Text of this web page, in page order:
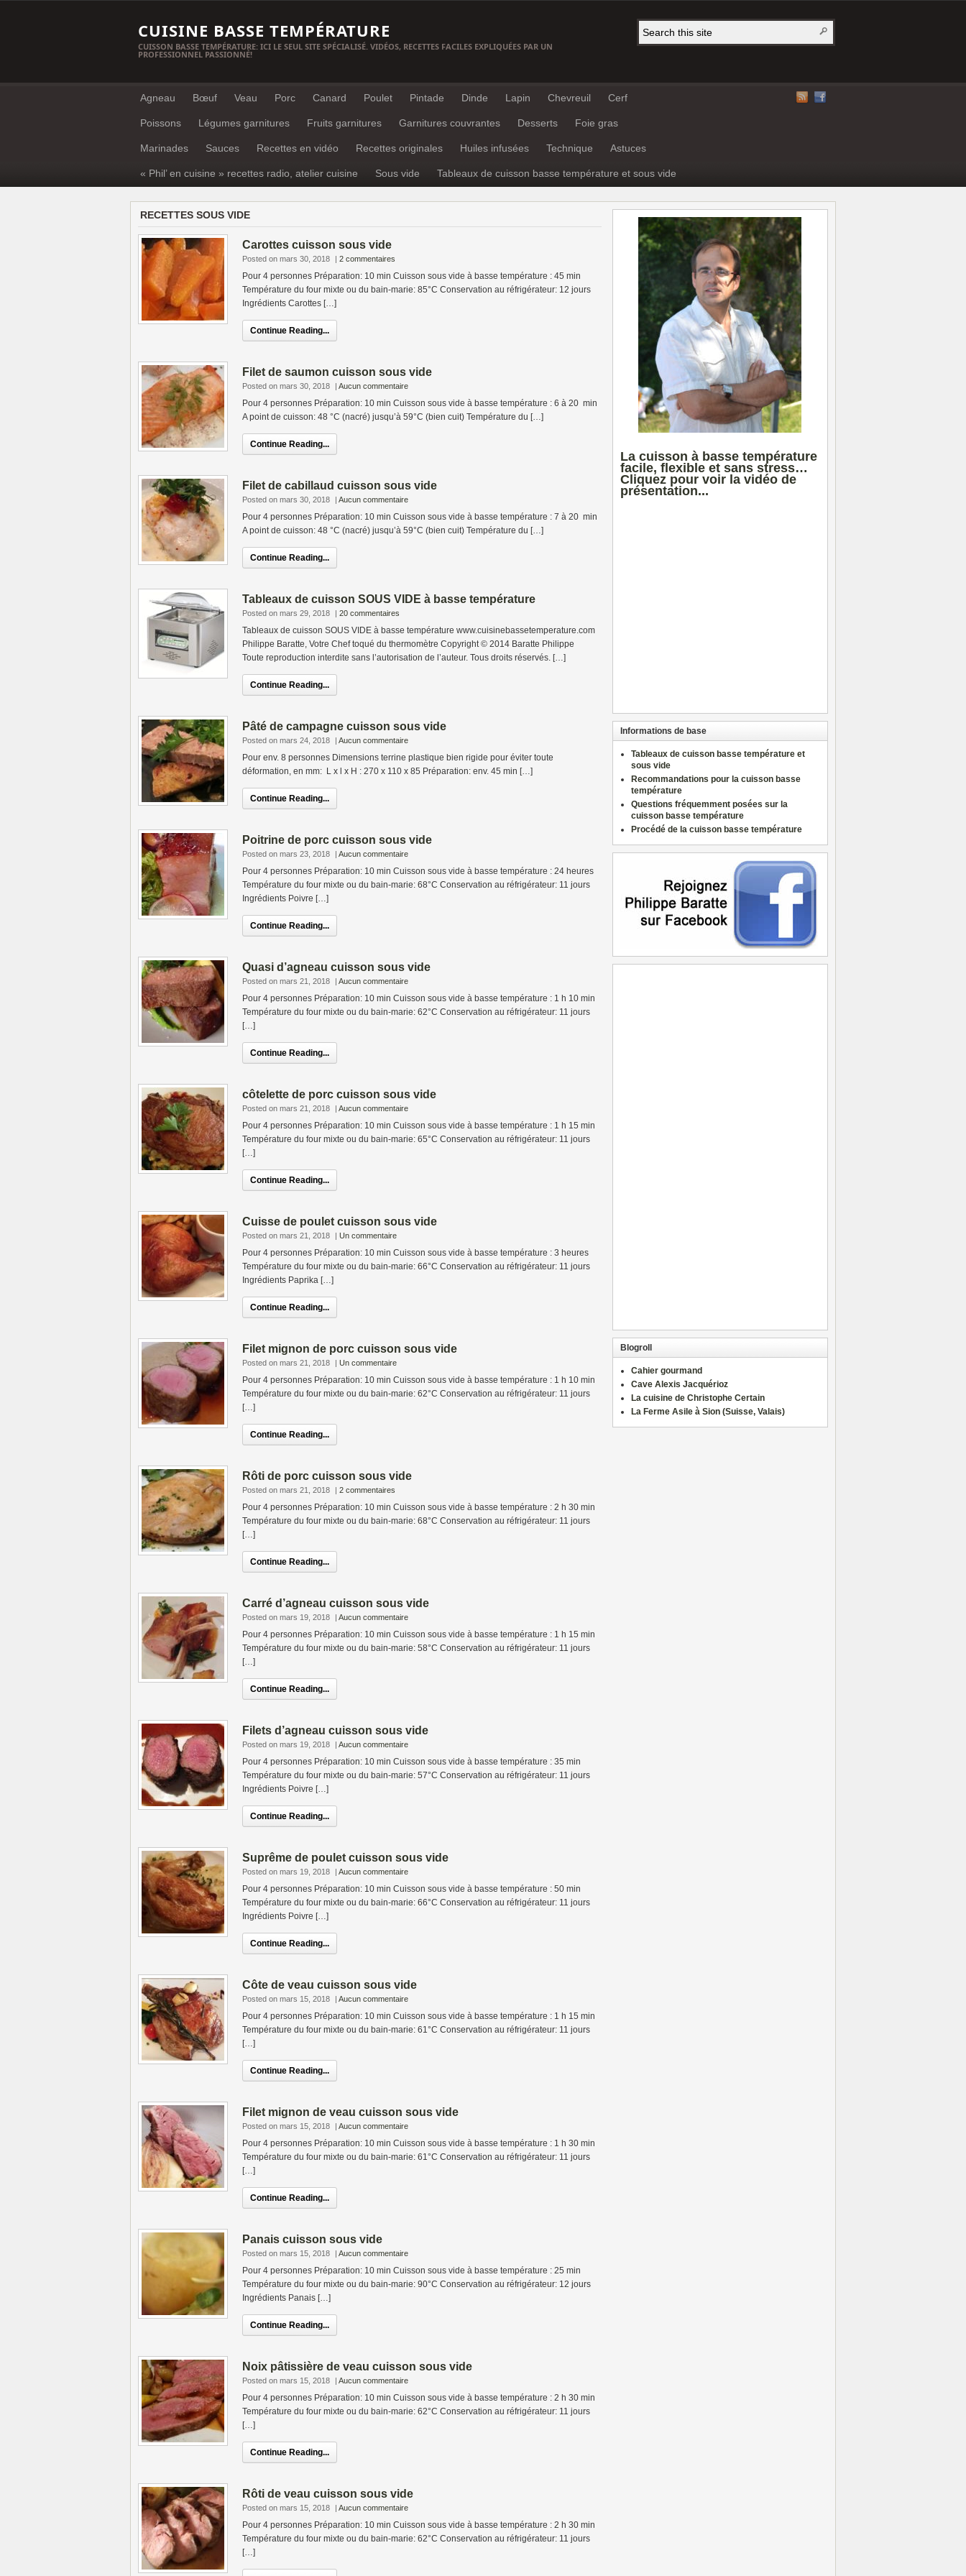
CUISINE BASSE TEMPÉRATURE
CUISSON BASSE TEMPÉRATURE: ICI LE SEUL SITE SPÉCIALISÉ. VIDÉOS, RECETTES FACILES EXPLIQUÉES PAR UN
PROFESSIONNEL PASSIONNÉ!
Agneau Bœuf Veau Porc Canard Poulet Pintade Dinde Lapin Chevreuil Cerf
Poissons Légumes garnitures Fruits garnitures Garnitures couvrantes Desserts Foie gras
Marinades Sauces Recettes en vidéo Recettes originales Huiles infusées Technique Astuces
« Phil’ en cuisine » recettes radio, atelier cuisine Sous vide Tableaux de cuisson basse température et sous vide
RECETTES SOUS VIDE
Carottes cuisson sous vide
Posted on mars 30, 2018 | 2 commentaires
Pour 4 personnes Préparation: 10 min Cuisson sous vide à basse température : 45 min
Température du four mixte ou du bain-marie: 85°C Conservation au réfrigérateur: 12 jours
Ingrédients Carottes […]
Continue Reading...
Filet de saumon cuisson sous vide
Posted on mars 30, 2018 | Aucun commentaire
Pour 4 personnes Préparation: 10 min Cuisson sous vide à basse température : 6 à 20 min
A point de cuisson: 48 °C (nacré) jusqu’à 59°C (bien cuit) Température du […]
Continue Reading...
Filet de cabillaud cuisson sous vide
Posted on mars 30, 2018 | Aucun commentaire
Pour 4 personnes Préparation: 10 min Cuisson sous vide à basse température : 7 à 20 min
A point de cuisson: 48 °C (nacré) jusqu’à 59°C (bien cuit) Température du […]
Continue Reading...
Tableaux de cuisson SOUS VIDE à basse température
Posted on mars 29, 2018 | 20 commentaires
Tableaux de cuisson SOUS VIDE à basse température www.cuisinebassetemperature.com
Philippe Baratte, Votre Chef toqué du thermomètre Copyright © 2014 Baratte Philippe
Toute reproduction interdite sans l’autorisation de l’auteur. Tous droits réservés. […]
Continue Reading...
Pâté de campagne cuisson sous vide
Posted on mars 24, 2018 | Aucun commentaire
Pour env. 8 personnes Dimensions terrine plastique bien rigide pour éviter toute
déformation, en mm: L x l x H : 270 x 110 x 85 Préparation: env. 45 min […]
Continue Reading...
Poitrine de porc cuisson sous vide
Posted on mars 23, 2018 | Aucun commentaire
Pour 4 personnes Préparation: 10 min Cuisson sous vide à basse température : 24 heures
Température du four mixte ou du bain-marie: 68°C Conservation au réfrigérateur: 11 jours
Ingrédients Poivre […]
Continue Reading...
Quasi d’agneau cuisson sous vide
Posted on mars 21, 2018 | Aucun commentaire
Pour 4 personnes Préparation: 10 min Cuisson sous vide à basse température : 1 h 10 min
Température du four mixte ou du bain-marie: 62°C Conservation au réfrigérateur: 11 jours
[…]
Continue Reading...
côtelette de porc cuisson sous vide
Posted on mars 21, 2018 | Aucun commentaire
Pour 4 personnes Préparation: 10 min Cuisson sous vide à basse température : 1 h 15 min
Température du four mixte ou du bain-marie: 65°C Conservation au réfrigérateur: 11 jours
[…]
Continue Reading...
Cuisse de poulet cuisson sous vide
Posted on mars 21, 2018 | Un commentaire
Pour 4 personnes Préparation: 10 min Cuisson sous vide à basse température : 3 heures
Température du four mixte ou du bain-marie: 66°C Conservation au réfrigérateur: 11 jours
Ingrédients Paprika […]
Continue Reading...
Filet mignon de porc cuisson sous vide
Posted on mars 21, 2018 | Un commentaire
Pour 4 personnes Préparation: 10 min Cuisson sous vide à basse température : 1 h 10 min
Température du four mixte ou du bain-marie: 62°C Conservation au réfrigérateur: 11 jours
[…]
Continue Reading...
Rôti de porc cuisson sous vide
Posted on mars 21, 2018 | 2 commentaires
Pour 4 personnes Préparation: 10 min Cuisson sous vide à basse température : 2 h 30 min
Température du four mixte ou du bain-marie: 68°C Conservation au réfrigérateur: 11 jours
[…]
Continue Reading...
Carré d’agneau cuisson sous vide
Posted on mars 19, 2018 | Aucun commentaire
Pour 4 personnes Préparation: 10 min Cuisson sous vide à basse température : 1 h 15 min
Température du four mixte ou du bain-marie: 58°C Conservation au réfrigérateur: 11 jours
[…]
Continue Reading...
Filets d’agneau cuisson sous vide
Posted on mars 19, 2018 | Aucun commentaire
Pour 4 personnes Préparation: 10 min Cuisson sous vide à basse température : 35 min
Température du four mixte ou du bain-marie: 57°C Conservation au réfrigérateur: 11 jours
Ingrédients Poivre […]
Continue Reading...
Suprême de poulet cuisson sous vide
Posted on mars 19, 2018 | Aucun commentaire
Pour 4 personnes Préparation: 10 min Cuisson sous vide à basse température : 50 min
Température du four mixte ou du bain-marie: 66°C Conservation au réfrigérateur: 11 jours
Ingrédients Poivre […]
Continue Reading...
Côte de veau cuisson sous vide
Posted on mars 15, 2018 | Aucun commentaire
Pour 4 personnes Préparation: 10 min Cuisson sous vide à basse température : 1 h 15 min
Température du four mixte ou du bain-marie: 61°C Conservation au réfrigérateur: 11 jours
[…]
Continue Reading...
Filet mignon de veau cuisson sous vide
Posted on mars 15, 2018 | Aucun commentaire
Pour 4 personnes Préparation: 10 min Cuisson sous vide à basse température : 1 h 30 min
Température du four mixte ou du bain-marie: 61°C Conservation au réfrigérateur: 11 jours
[…]
Continue Reading...
Panais cuisson sous vide
Posted on mars 15, 2018 | Aucun commentaire
Pour 4 personnes Préparation: 10 min Cuisson sous vide à basse température : 25 min
Température du four mixte ou du bain-marie: 90°C Conservation au réfrigérateur: 12 jours
Ingrédients Panais […]
Continue Reading...
Noix pâtissière de veau cuisson sous vide
Posted on mars 15, 2018 | Aucun commentaire
Pour 4 personnes Préparation: 10 min Cuisson sous vide à basse température : 2 h 30 min
Température du four mixte ou du bain-marie: 62°C Conservation au réfrigérateur: 11 jours
[…]
Continue Reading...
Rôti de veau cuisson sous vide
Posted on mars 15, 2018 | Aucun commentaire
Pour 4 personnes Préparation: 10 min Cuisson sous vide à basse température : 2 h 30 min
Température du four mixte ou du bain-marie: 62°C Conservation au réfrigérateur: 11 jours
[…]
La cuisson à basse température
facile, flexible et sans stress…
Cliquez pour voir la vidéo de
présentation...
Informations de base
Tableaux de cuisson basse température et
sous vide
Recommandations pour la cuisson basse
température
Questions fréquemment posées sur la
cuisson basse température
Procédé de la cuisson basse température
Blogroll
Cahier gourmand
Cave Alexis Jacquérioz
La cuisine de Christophe Certain
La Ferme Asile à Sion (Suisse, Valais)